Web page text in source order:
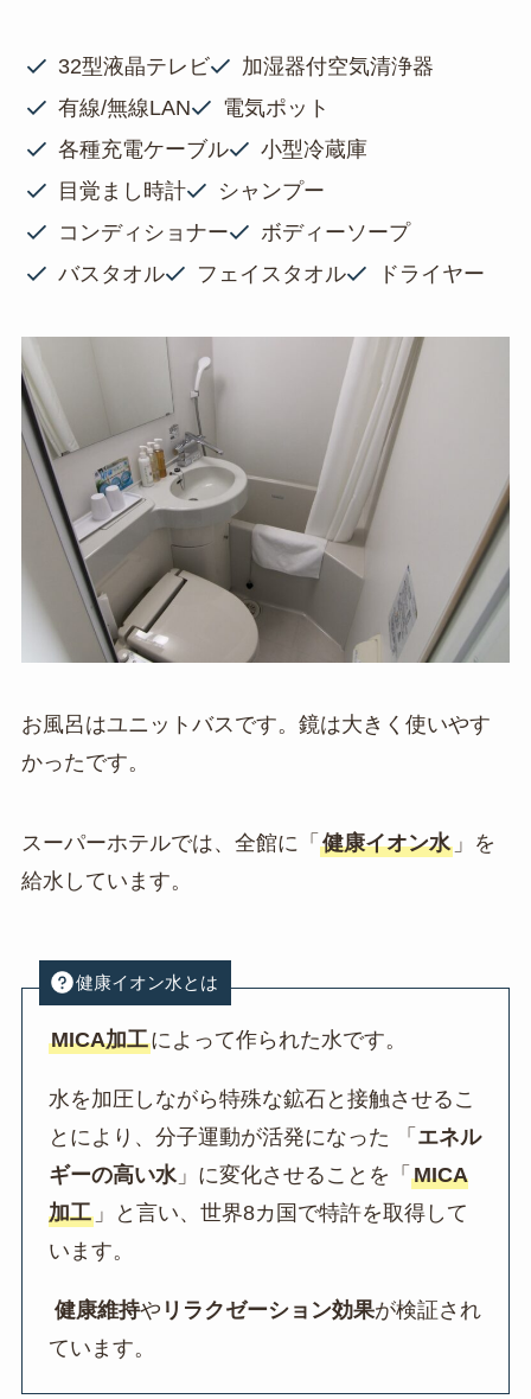
32型液晶テレビ
加湿器付空気清浄器
有線/無線LAN
電気ポット
各種充電ケーブル
小型冷蔵庫
目覚まし時計
シャンプー
コンディショナー
ボディーソープ
バスタオル
フェイスタオル ドライヤー
お風呂はユニットバスです。鏡は大きく使いやす
かったです。
スーパーホテルでは、全館に「 健康イオン水」を
給水しています。
健康イオン水とは
MICA加工によって作られた水です。
水を加圧しながら特殊な鉱石と接触させるこ
とにより、分子運動が活発になった 「 エネル
ギーの高い水 」に変化させることを「MICA
加工 」と言い、世界8カ国で特許を取得して
います。
健康維持や リラクゼーション効果が検証され
ています。